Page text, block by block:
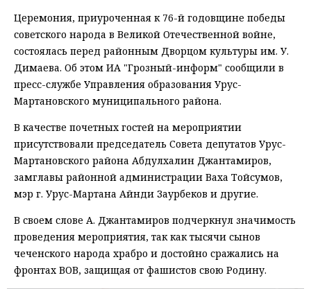
Церемония, приуроченная к 76-й годовщине победы
советского народа в Великой Отечественной войне,
состоялась перед районным Дворцом культуры им. У.
Димаева. Об этом ИА "Грозный-информ" сообщили в
пресс-службе Управления образования Урус-
Мартановского муниципального района.
В качестве почетных гостей на мероприятии
присутствовали председатель Совета депутатов Урус-
Мартановского района Абдулхалин Джантамиров,
замглавы районной администрации Ваха Тойсумов,
мэр г. Урус-Мартана Айнди Заурбеков и другие.
В своем слове А. Джантамиров подчеркнул значимость
проведения мероприятия, так как тысячи сынов
чеченского народа храбро и достойно сражались на
фронтах ВОВ, защищая от фашистов свою Родину.